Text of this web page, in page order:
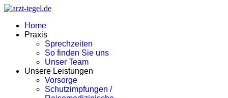
Home
Praxis
Sprechzeiten
So finden Sie uns
Unser Team
Unsere Leistungen
Vorsorge
Schutzimpfungen /